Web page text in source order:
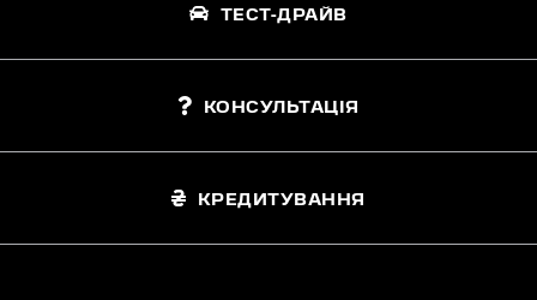
ТЕСТ-ДРАЙВ
КОНСУЛЬТАЦІЯ
КРЕДИТУВАННЯ